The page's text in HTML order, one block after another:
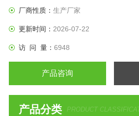
厂商性质： 生产厂家
更新时间： 2026-07-22
访 问 量： 6948
产品咨询
产品分类 PRODUCT